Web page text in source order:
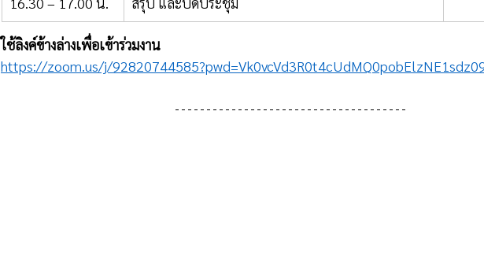
ใช้ลิงค์ข้างล่างเพื่อเข้าร่วมงาน
https://zoom.us/j/